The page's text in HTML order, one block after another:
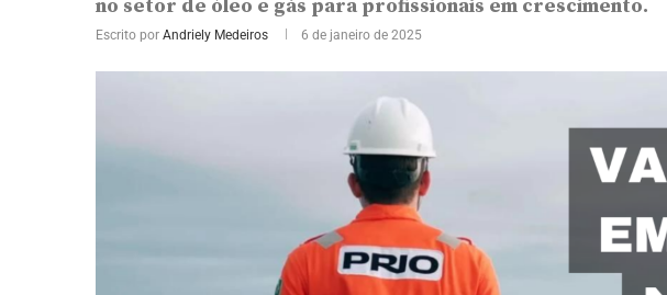
no setor de óleo e gás para profissionais em crescimento.
Escrito por Andriely Medeiros 6 de janeiro de 2025